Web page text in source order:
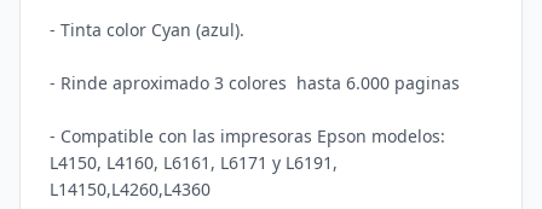
- Tinta color Cyan (azul).
- Rinde aproximado 3 colores  hasta 6.000 paginas
- Compatible con las impresoras Epson modelos:
L4150, L4160, L6161, L6171 y L6191,
L14150,L4260,L4360